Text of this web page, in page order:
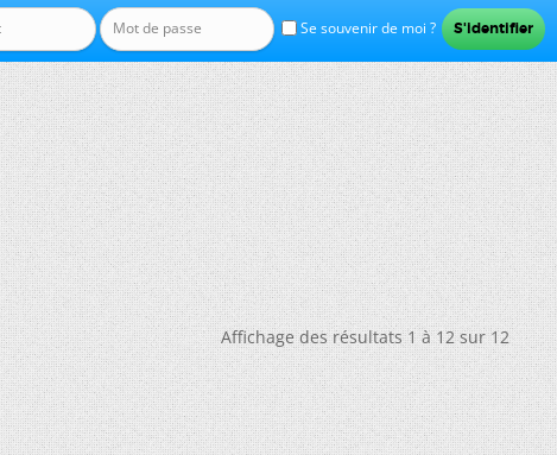
Se souvenir de moi ?
Affichage des résultats 1 à 12 sur 12